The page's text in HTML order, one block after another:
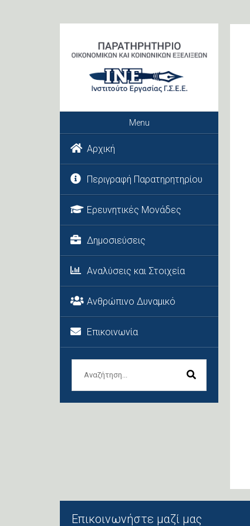
Menu
Αρχική
Περιγραφή Παρατηρητηρίου
Ερευνητικές Μονάδες
Δημοσιεύσεις
Αναλύσεις και Στοιχεία
Ανθρώπινο Δυναμικό
Επικοινωνία
Επικοινωνήστε μαζί μας